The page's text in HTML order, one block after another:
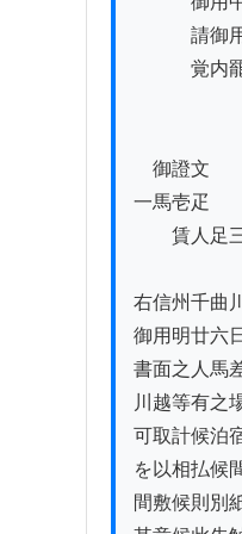
請御用二
覚内罷越
弘化
備
御證文
一馬壱疋
賃人足三
右信州千曲
御用明廿六
書面之人馬
川越等有之
可取計候泊
を以相払候
間敷候則別